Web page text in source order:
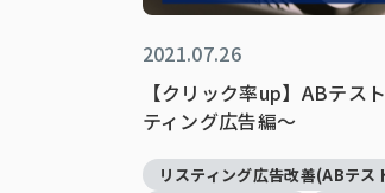
2021.07.26
【クリック率up】ABテス
ティング広告編～
リスティング広告改善(ABテス